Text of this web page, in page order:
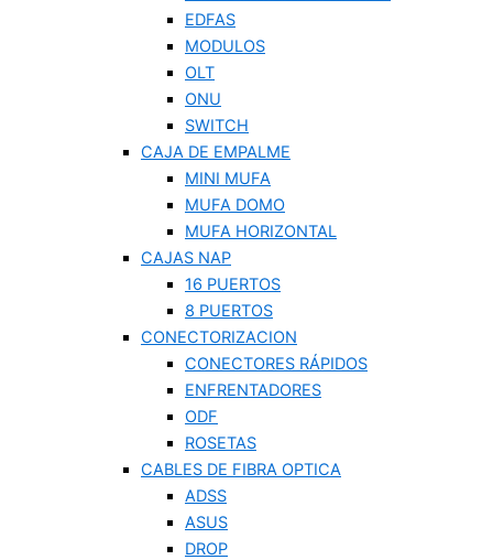
EDFAS
MODULOS
OLT
ONU
SWITCH
CAJA DE EMPALME
MINI MUFA
MUFA DOMO
MUFA HORIZONTAL
CAJAS NAP
16 PUERTOS
8 PUERTOS
CONECTORIZACION
CONECTORES RÁPIDOS
ENFRENTADORES
ODF
ROSETAS
CABLES DE FIBRA OPTICA
ADSS
ASUS
DROP